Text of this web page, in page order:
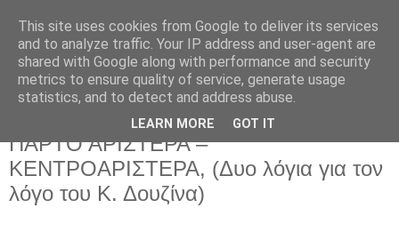
Κυριακή 24 Οκτωβρίου 2021
ΠΑΡΤΟ ΑΡΙΣΤΕΡΑ –
ΚΕΝΤΡΟΑΡΙΣΤΕΡΑ, (Δυο λόγια για τον
λόγο του Κ. Δουζίνα)
This site uses cookies from Google to deliver its services
and to analyze traffic. Your IP address and user-agent are
shared with Google along with performance and security
metrics to ensure quality of service, generate usage
statistics, and to detect and address abuse.
LEARN MORE GOT IT